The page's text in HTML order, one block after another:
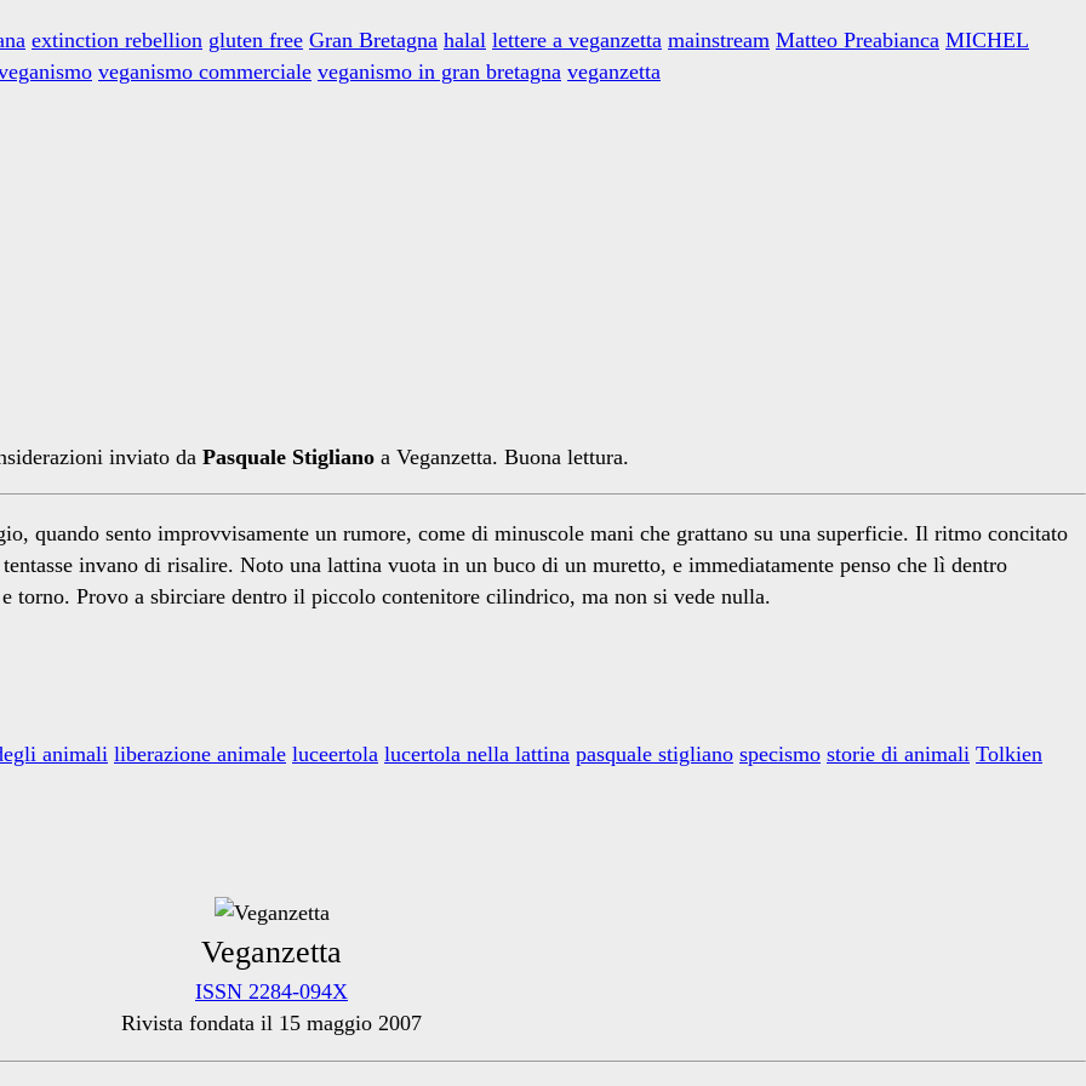
extinction rebellion gluten free Gran Bretagna halal lettere a veganzetta mainstream Matteo Preabianca MICHEL
veganismo commerciale veganismo in gran bretagna veganzetta
inviato da Pasquale Stigliano a Veganzetta. Buona lettura.
quando sento improvvisamente un rumore, come di minuscole mani che grattano su una superficie. Il ritmo concitato
invano di risalire. Noto una lattina vuota in un buco di un muretto, e immediatamente penso che lì dentro
torno. Provo a sbirciare dentro il piccolo contenitore cilindrico, ma non si vede nulla.
animali liberazione animale luceertola lucertola nella lattina pasquale stigliano specismo storie di animali Tolkien
Veganzetta
ISSN 2284-094X
Rivista fondata il 15 maggio 2007